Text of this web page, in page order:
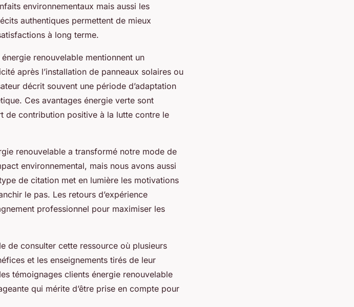
environnementaux mais aussi les
authentiques permettent de mieux
à long terme.
renouvelable mentionnent un
après l’installation de panneaux solaires ou
décrit souvent une période d’adaptation
Ces avantages énergie verte sont
de contribution positive à la lutte contre le
renouvelable a transformé notre mode de
environnemental, mais nous avons aussi
de citation met en lumière les motivations
le pas. Les retours d’expérience
professionnel pour maximiser les
de consulter cette ressource où plusieurs
et les enseignements tirés de leur
témoignages clients énergie renouvelable
qui mérite d’être prise en compte pour